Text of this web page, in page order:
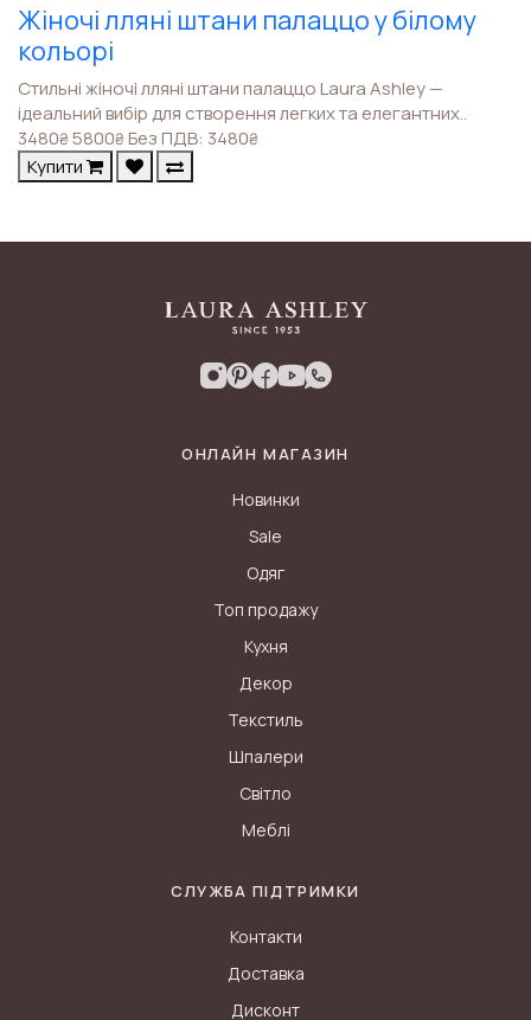
Жіночі лляні штани палаццо у білому
кольорі
Стильні жіночі лляні штани палаццо Laura Ashley —
ідеальний вибір для створення легких та елегантних..
3480₴5800₴Без ПДВ: 3480₴
Купити
ОНЛАЙН МАГАЗИН
Новинки
Sale
Одяг
Топ продажу
Кухня
Декор
Текстиль
Шпалери
Світло
Меблі
СЛУЖБА ПІДТРИМКИ
Контакти
Доставка
Дисконт